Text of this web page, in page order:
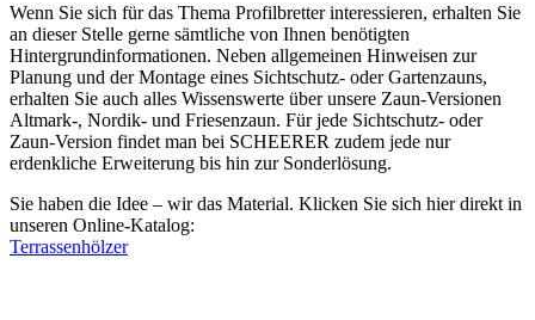
Wenn Sie sich für das Thema Profilbretter interessieren, erhalten Sie
an dieser Stelle gerne sämtliche von Ihnen benötigten
Hintergrundinformationen. Neben allgemeinen Hinweisen zur
Planung und der Montage eines Sichtschutz- oder Gartenzauns,
erhalten Sie auch alles Wissenswerte über unsere Zaun-Versionen
Altmark-, Nordik- und Friesenzaun. Für jede Sichtschutz- oder
Zaun-Version findet man bei SCHEERER zudem jede nur
erdenkliche Erweiterung bis hin zur Sonderlösung.
Sie haben die Idee – wir das Material. Klicken Sie sich hier direkt in
unseren Online-Katalog:
Terrassenhölzer